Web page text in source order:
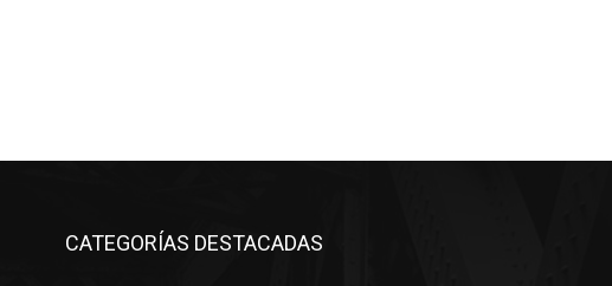
CATEGORÍAS DESTACADAS